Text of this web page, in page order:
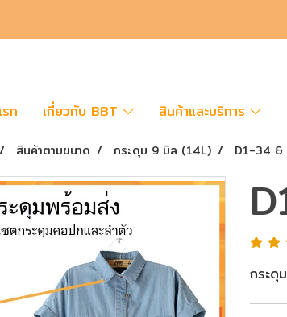
ก เกี่ยวกับ BBT สินค้าและบริการ
สินค้าตามขนาด กระดุม 9 มิล (14L) D1-34 &
กระดุ